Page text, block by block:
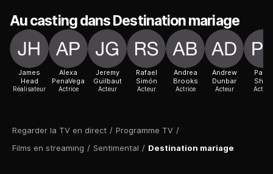
Regarder la TV en direct / Programme TV /
Films en streaming / Sentimental / Destination mariage
Au casting dans Destination mariage
James
Head
Réalisateur
Alexa
PenaVega
Actrice
Jeremy
Guilbaut
Acteur
Rafael
Simón
Acteur
Andrea
Brooks
Actrice
Andrew
Dunbar
Acteur
Paula
Shaw
Actrice